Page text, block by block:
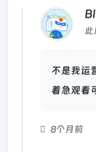
不是我运
着急观看
8个月前